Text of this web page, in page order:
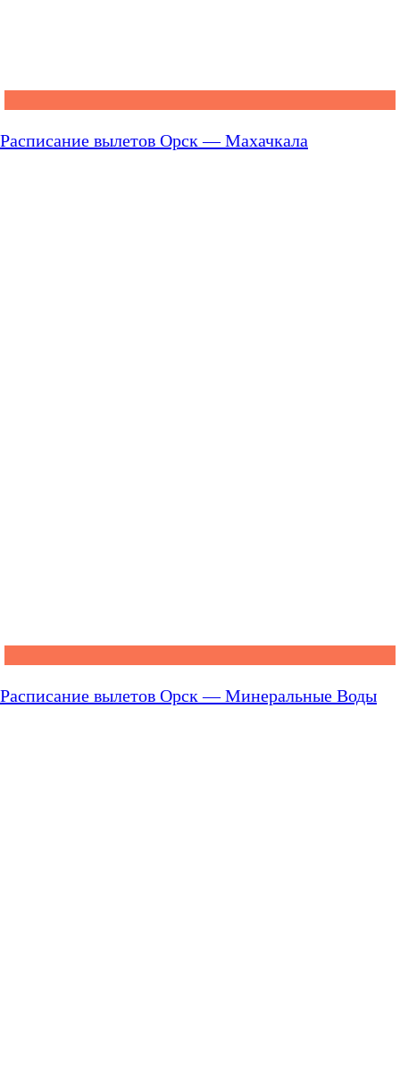
Расписание вылетов Орск — Махачкала
Расписание вылетов Орск — Минеральные Воды